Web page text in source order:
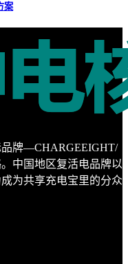
案
牌—CHARGEEIGHT/
中国地区复活电品牌以
为共享充电宝里的分众